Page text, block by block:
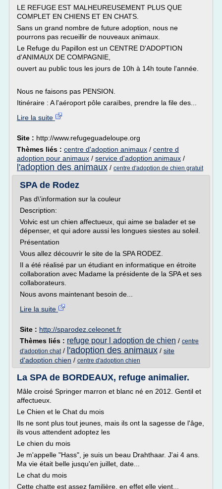
LE REFUGE EST MALHEUREUSEMENT PLUS QUE
COMPLET EN CHIENS ET EN CHATS.
Sans un grand nombre de future adoption, nous ne
pourrons pas recueillir de nouveaux animaux.
Le Refuge du Papillon est un CENTRE D'ADOPTION
d'ANIMAUX DE COMPAGNIE,
ouvert au public tous les jours de 10h à 14h toute l'année.
Nous ne faisons pas PENSION.
Itinéraire : A l'aéroport pôle caraïbes, prendre la file des...
Lire la suite
Site : http://www.refugeguadeloupe.org
Thèmes liés : centre d'adoption animaux / centre d
adoption pour animaux / service d'adoption animaux /
l'adoption des animaux / centre d'adoption de chien gratuit
SPA de Rodez
Pas d\'information sur la couleur
Description:
Volvic est un chien affectueux, qui aime se balader et se
dépenser, et qui adore aussi les longues siestes au soleil.
Présentation
Vous allez découvrir le site de la SPA RODEZ.
Il a été réalisé par un étudiant en informatique en étroite
collaboration avec Madame la présidente de la SPA et ses
collaborateurs.
Nous avons maintenant besoin de...
Lire la suite
Site : http://sparodez.celeonet.fr
Thèmes liés : refuge pour l adoption de chien / centre
d'adoption chat/ l'adoption des animaux / site
d'adoption chien / centre d'adoption chien
La SPA de BORDEAUX, refuge animalier.
Mâle croisé Springer marron et blanc né en 2012. Gentil et
affectueux.
Le Chien et le Chat du mois
Ils ne sont plus tout jeunes, mais ils ont la sagesse de l'âge,
ils vous attendent adoptez les
Le chien du mois
Je m'appelle "Hass", je suis un beau Drahthaar. J'ai 4 ans.
Ma vie était belle jusqu'en juillet, date...
Le chat du mois
Cette chatte est assez familière, en effet elle vient...